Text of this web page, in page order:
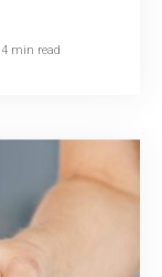
4 min read